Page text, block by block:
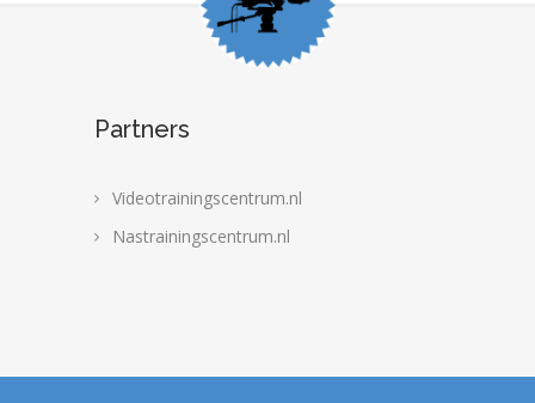
Partners
Videotrainingscentrum.nl
Nastrainingscentrum.nl